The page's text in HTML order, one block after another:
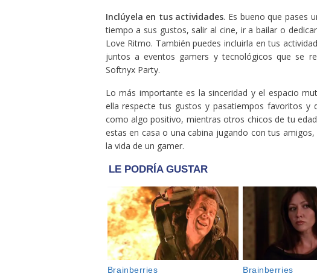
Inclúyela en tus actividades. Es bueno que pases
tiempo a sus gustos, salir al cine, ir a bailar o
Love Ritmo. También puedes incluirla en tus
juntos a eventos gamers y tecnológicos que se
Softnyx Party.
Lo más importante es la sinceridad y el espacio
ella respecte tus gustos y pasatiempos favoritos y
como algo positivo, mientras otros chicos de tu
estas en casa o una cabina jugando con tus
la vida de un gamer.